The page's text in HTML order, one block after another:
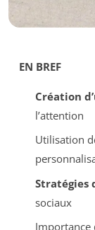
EN BREF
Création
l’attention
Utilisation
Stratégies
sociaux
Importance